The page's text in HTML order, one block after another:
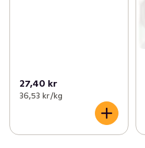
27,40 kr
36,53 kr /kg